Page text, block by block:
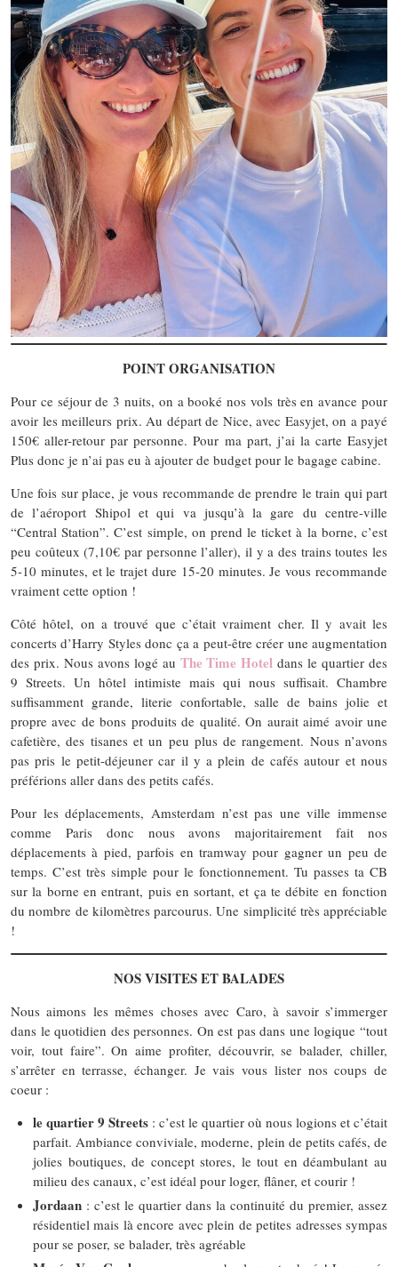
POINT ORGANISATION
Pour ce séjour de 3 nuits, on a booké nos vols très en avance pour
avoir les meilleurs prix. Au départ de Nice, avec Easyjet, on a payé
150€ aller-retour par personne. Pour ma part, j’ai la carte Easyjet
Plus donc je n’ai pas eu à ajouter de budget pour le bagage cabine.
Une fois sur place, je vous recommande de prendre le train qui part
de l’aéroport Shipol et qui va jusqu’à la gare du centre-ville
“Central Station”. C’est simple, on prend le ticket à la borne, c’est
peu coûteux (7,10€ par personne l’aller), il y a des trains toutes les
5-10 minutes, et le trajet dure 15-20 minutes. Je vous recommande
vraiment cette option !
Côté hôtel, on a trouvé que c’était vraiment cher. Il y avait les
concerts d’Harry Styles donc ça a peut-être créer une augmentation
des prix. Nous avons logé au The Time Hotel dans le quartier des
9 Streets. Un hôtel intimiste mais qui nous suffisait. Chambre
suffisamment grande, literie confortable, salle de bains jolie et
propre avec de bons produits de qualité. On aurait aimé avoir une
cafetière, des tisanes et un peu plus de rangement. Nous n’avons
pas pris le petit-déjeuner car il y a plein de cafés autour et nous
préférions aller dans des petits cafés.
Pour les déplacements, Amsterdam n’est pas une ville immense
comme Paris donc nous avons majoritairement fait nos
déplacements à pied, parfois en tramway pour gagner un peu de
temps. C’est très simple pour le fonctionnement. Tu passes ta CB
sur la borne en entrant, puis en sortant, et ça te débite en fonction
du nombre de kilomètres parcourus. Une simplicité très appréciable
!
NOS VISITES ET BALADES
Nous aimons les mêmes choses avec Caro, à savoir s’immerger
dans le quotidien des personnes. On est pas dans une logique “tout
voir, tout faire”. On aime profiter, découvrir, se balader, chiller,
s’arrêter en terrasse, échanger. Je vais vous lister nos coups de
coeur :
le quartier 9 Streets : c’est le quartier où nous logions et c’était
parfait. Ambiance conviviale, moderne, plein de petits cafés, de
jolies boutiques, de concept stores, le tout en déambulant au
milieu des canaux, c’est idéal pour loger, flâner, et courir !
Jordaan : c’est le quartier dans la continuité du premier, assez
résidentiel mais là encore avec plein de petites adresses sympas
pour se poser, se balader, très agréable